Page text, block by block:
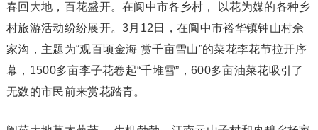
春回大地，百花盛开。在阆中市各乡村， 以花为媒的各种乡
村旅游活动纷纷展开。3月12日，在阆中市裕华镇钟山村佘
家沟，主题为“观百顷金海 赏千亩雪山”的菜花李花节拉开序
幕，1500多亩李子花卷起“千堆雪”，600多亩油菜花吸引了
无数的市民前来赏花踏青。